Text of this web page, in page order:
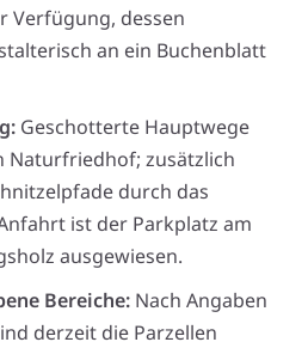
Verfügung, dessen
an ein Buchenblatt
Geschotterte Hauptwege
Naturfriedhof; zusätzlich
durch das
ist der Parkplatz am
ausgewiesen.
Bereiche: Nach Angaben
derzeit die Parzellen